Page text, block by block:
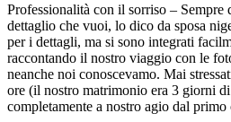
Professionalità con il sorriso –
dettaglio che vuoi, lo dico da sposa
per i dettagli, ma si sono integrati
raccontando il nostro viaggio con le
neanche noi conoscevamo. Mai
ore (il nostro matrimonio era 3 giorni
completamente a nostro agio dal primo